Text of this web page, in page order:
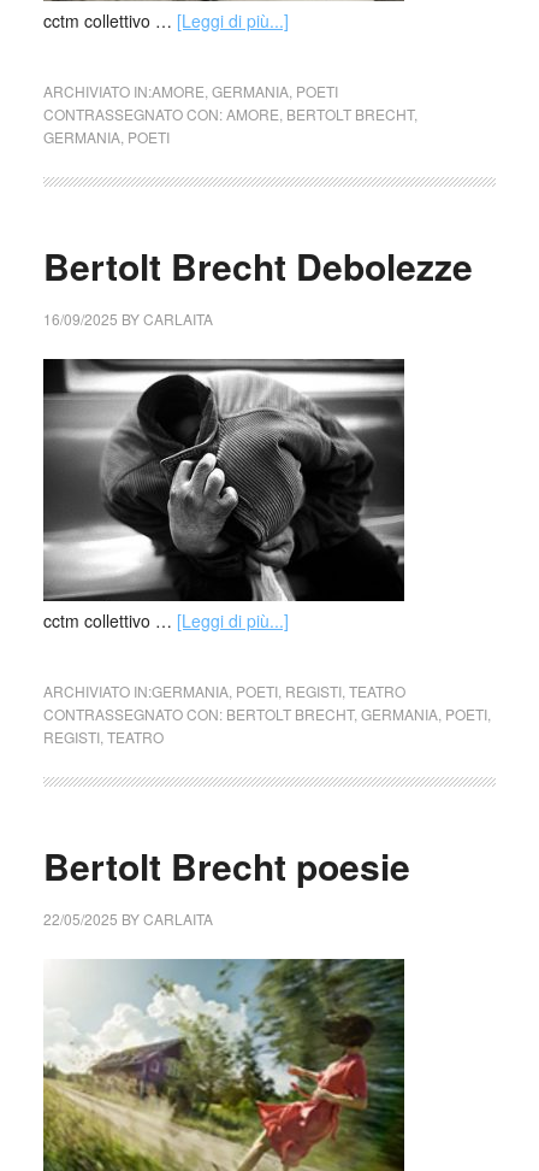
cctm collettivo … [Leggi di più...]
ARCHIVIATO IN:AMORE GERMANIA, POETI
CONTRASSEGNATO CON:AMORE BERTOLT BRECHT,
GERMANIA, POETI
Bertolt Brecht Debolezze
16/09/2025 BYCARLAITA
cctm collettivo … [Leggi di più...]
ARCHIVIATO IN:GERMANIA, POETI, REGISTI, TEATRO
CONTRASSEGNATO CON: BERTOLT BRECHT, GERMANIA, POETI,
REGISTI, TEATRO
Bertolt Brecht poesie
22/05/2025 BYCARLAITA